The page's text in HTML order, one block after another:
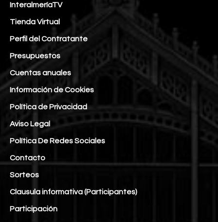
InteralmeríaTV
Tienda Virtual
Perfil del Contratante
Presupuestos
Cuentas anuales
Información de Cookies
Política de Privacidad
Aviso Legal
Política De Redes Sociales
Contacto
Sorteos
Clausula informativa (Participantes)
Participación